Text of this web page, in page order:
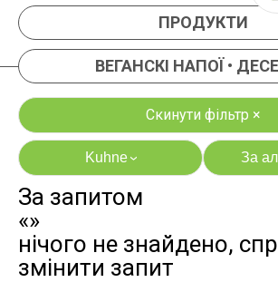
ПРОДУКТИ
ВЕГАНСКІ НАПОЇ •
Скинути фільтр ×
Kuhne› За
яєць
дріжджів
За запитом
«»
нічого не знайдено,
змінити запит